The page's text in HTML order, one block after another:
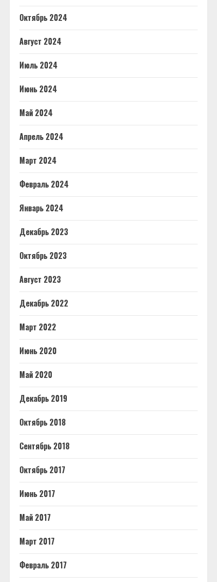
Октябрь 2024
Август 2024
Июль 2024
Июнь 2024
Май 2024
Апрель 2024
Март 2024
Февраль 2024
Январь 2024
Декабрь 2023
Октябрь 2023
Август 2023
Декабрь 2022
Март 2022
Июнь 2020
Май 2020
Декабрь 2019
Октябрь 2018
Сентябрь 2018
Октябрь 2017
Июнь 2017
Май 2017
Март 2017
Февраль 2017